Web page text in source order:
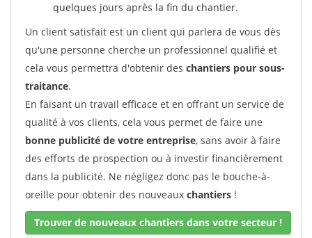
quelques jours après la fin du chantier.
Un client satisfait est un client qui parlera de vous dès
qu'une personne cherche un professionnel qualifié et
cela vous permettra d'obtenir des chantiers pour sous-
traitance.
En faisant un travail efficace et en offrant un service de
qualité à vos clients, cela vous permet de faire une
bonne publicité de votre entreprise, sans avoir à faire
des efforts de prospection ou à investir financièrement
dans la publicité. Ne négligez donc pas le bouche-à-
oreille pour obtenir des nouveaux chantiers !
Trouver de nouveaux chantiers dans votre secteur !